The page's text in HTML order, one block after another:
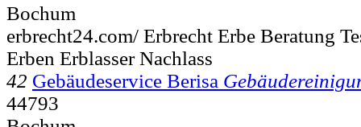
Bochum
erbrecht24.com/ Erbrecht Erbe Beratung
Erben Erblasser Nachlass
42 Gebäudeservice Berisa
44793